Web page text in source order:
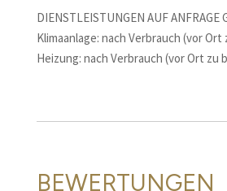
DIENSTLEISTUNGEN AUF ANFRAGE
Klimaanlage: nach Verbrauch (vor Ort
Heizung: nach Verbrauch (vor Ort zu
BEWERTUNGEN